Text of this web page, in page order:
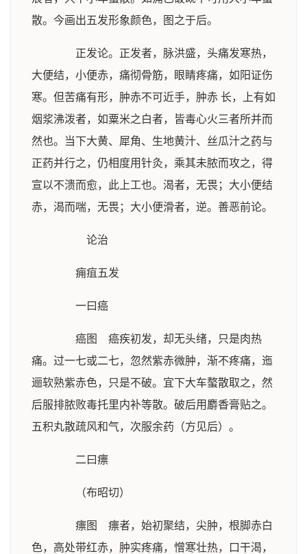
散。今画出五发形象颜色，图之于后。
正发论。正发者，脉洪盛，头痛发寒热，
大便结，小便赤，痛彻骨筋，眼睛疼痛，如阳证伤
寒。但苦痛有形，肿赤不可近手，肿赤 长，上有如
烟浆沸泼者，如粟米之白者，皆毒心火三者所并而
然也。当下大黄、犀角、生地黄汁、丝瓜汁之药与
正药并行之，仍相度用针灸，乘其未脓而攻之，得
宣以不溃而愈，此上工也。渴者，无畏；大小便结
赤，渴而喘，无畏；大小便滑者，逆。善恶前论。
论治
痈疽五发
一曰癌
癌图 癌疾初发，却无头绪，只是肉热
痛。过一七或二七，忽然紫赤微肿，渐不疼痛，迤
逦软熟紫赤色，只是不破。宜下大车螯散取之，然
后服排脓败毒托里内补等散。破后用麝香膏贴之。
五积丸散疏风和气，次服余药（方见后）。
二曰瘭
（布昭切）
瘭图 瘭者，始初聚结，尖肿，根脚赤白
色，高处带红赤，肿实疼痛，憎寒壮热，口干渴，